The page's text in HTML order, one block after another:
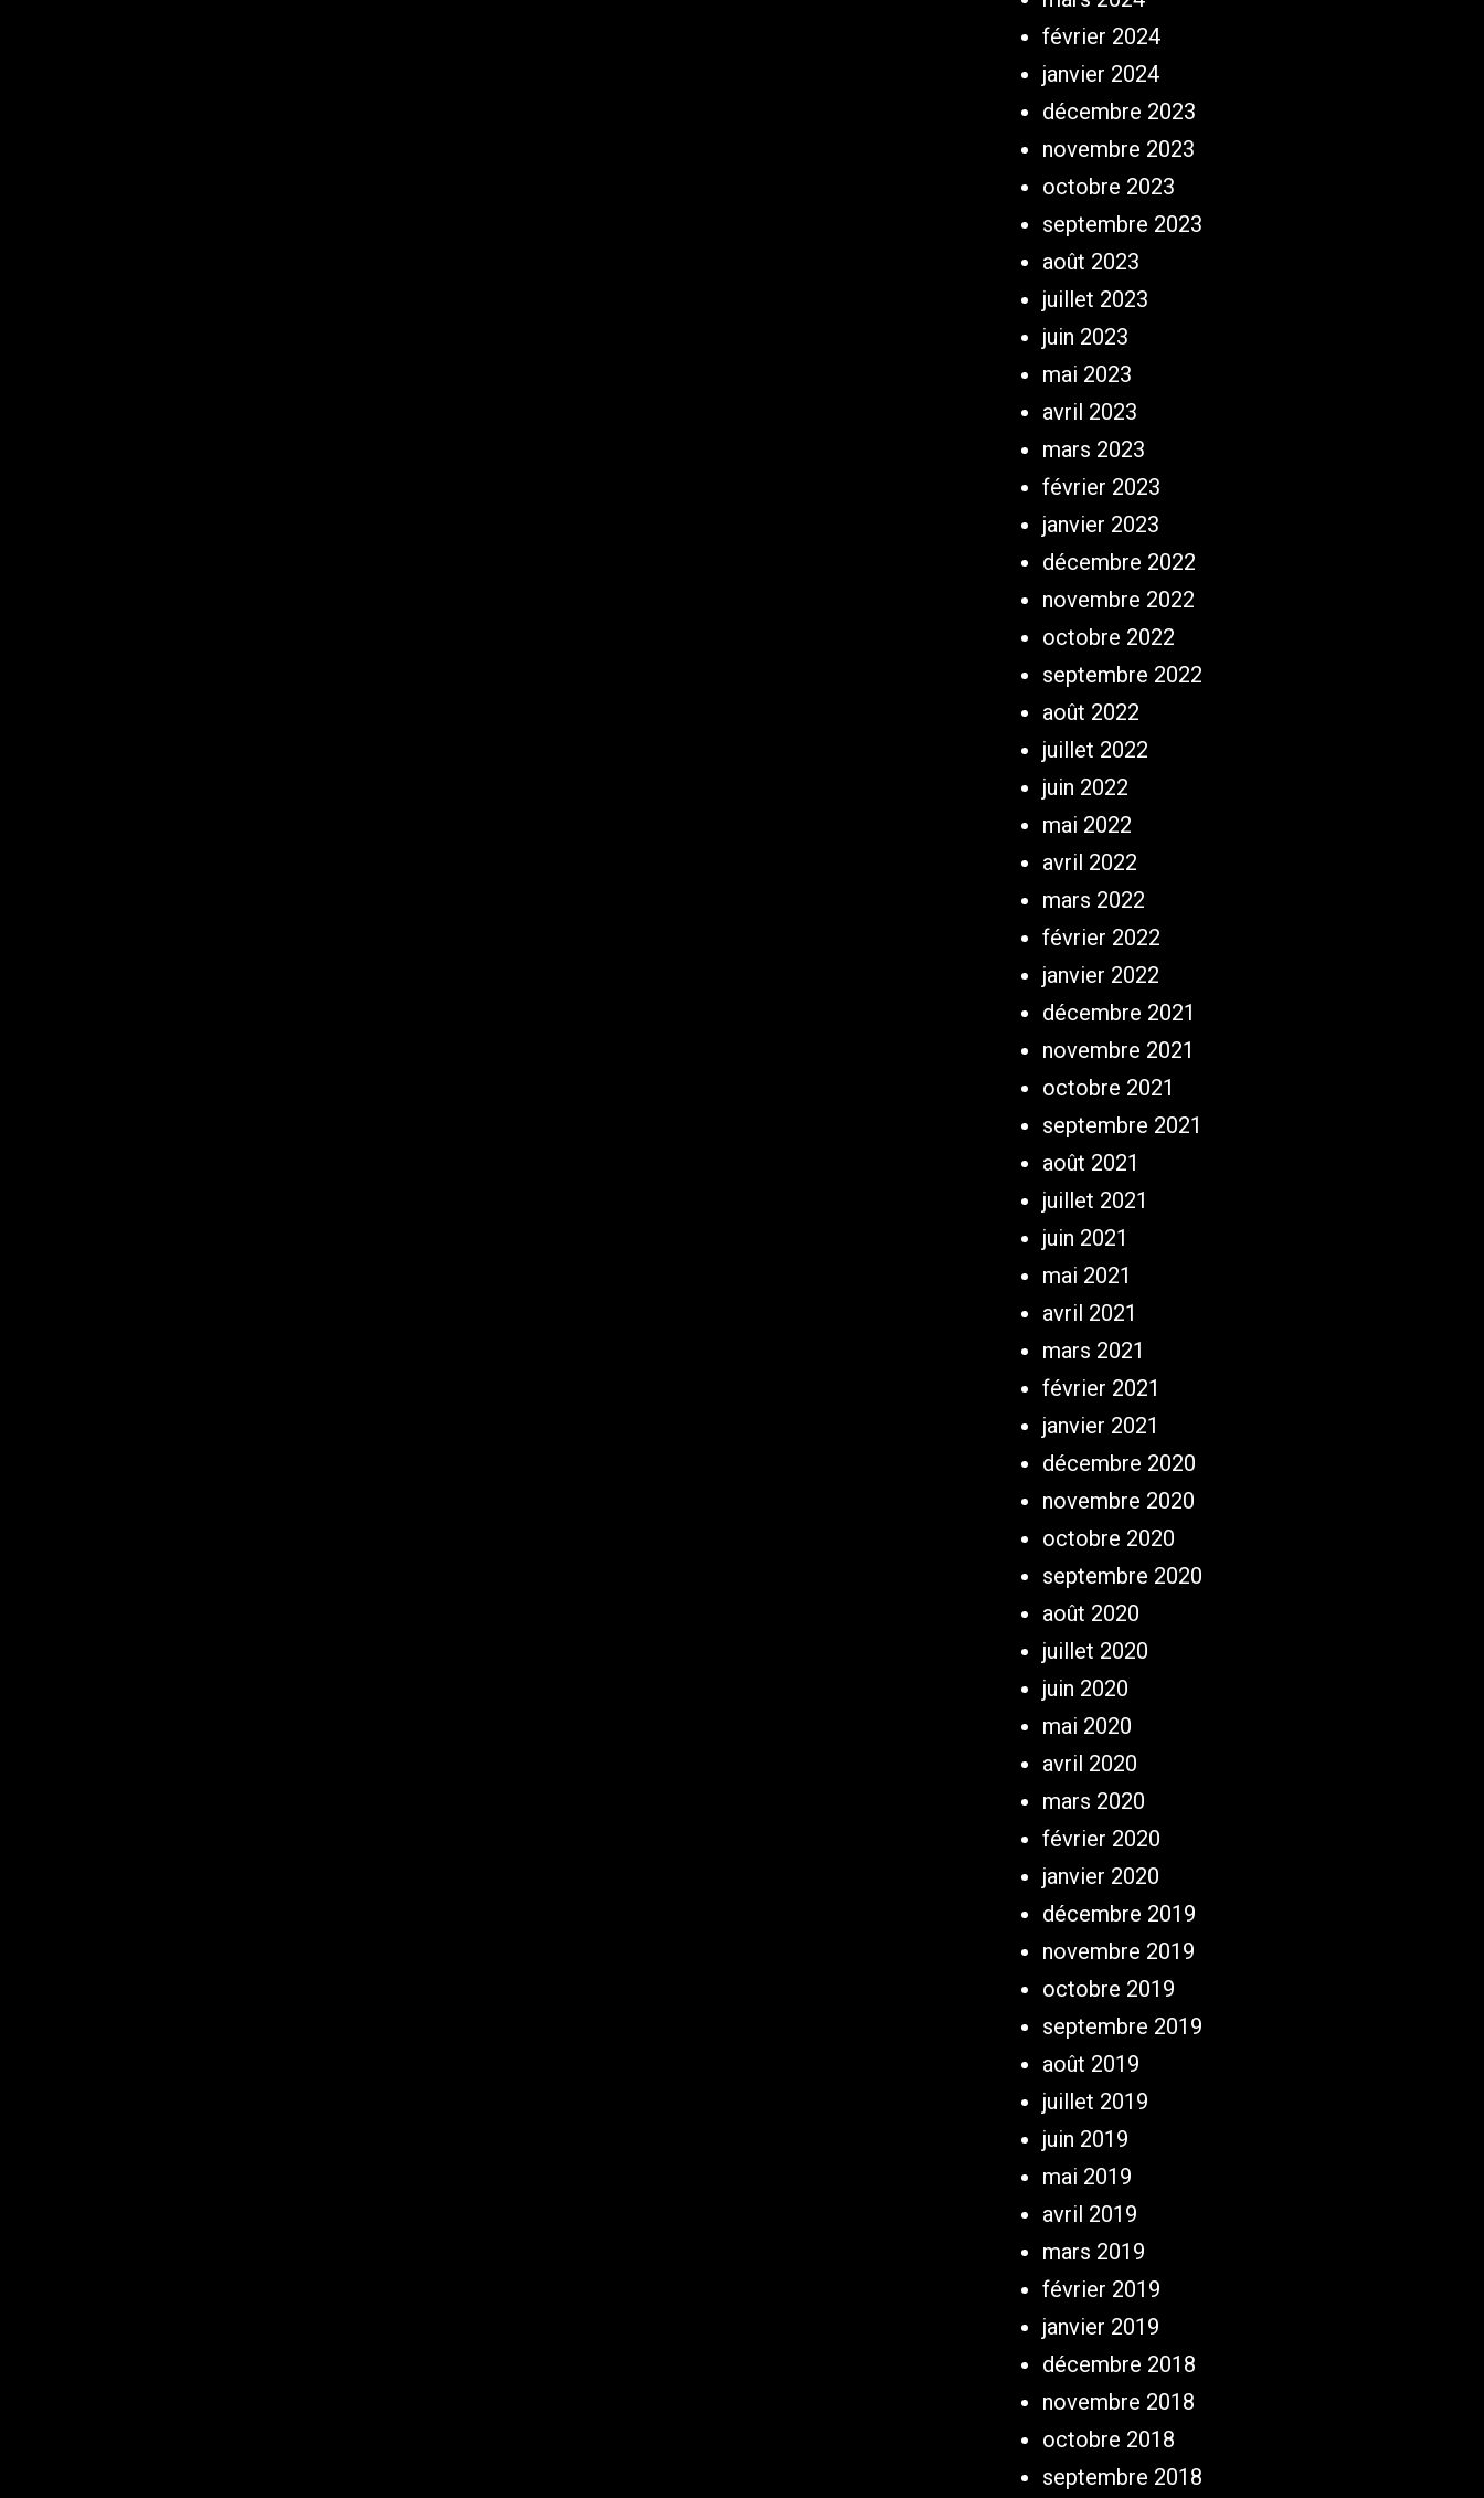
février 2024
janvier 2024
décembre 2023
novembre 2023
octobre 2023
septembre 2023
août 2023
juillet 2023
juin 2023
mai 2023
avril 2023
mars 2023
février 2023
janvier 2023
décembre 2022
novembre 2022
octobre 2022
septembre 2022
août 2022
juillet 2022
juin 2022
mai 2022
avril 2022
mars 2022
février 2022
janvier 2022
décembre 2021
novembre 2021
octobre 2021
septembre 2021
août 2021
juillet 2021
juin 2021
mai 2021
avril 2021
mars 2021
février 2021
janvier 2021
décembre 2020
novembre 2020
octobre 2020
septembre 2020
août 2020
juillet 2020
juin 2020
mai 2020
avril 2020
mars 2020
février 2020
janvier 2020
décembre 2019
novembre 2019
octobre 2019
septembre 2019
août 2019
juillet 2019
juin 2019
mai 2019
avril 2019
mars 2019
février 2019
janvier 2019
décembre 2018
novembre 2018
octobre 2018
septembre 2018